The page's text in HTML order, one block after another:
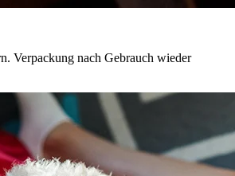
Verpackung nach Gebrauch wieder